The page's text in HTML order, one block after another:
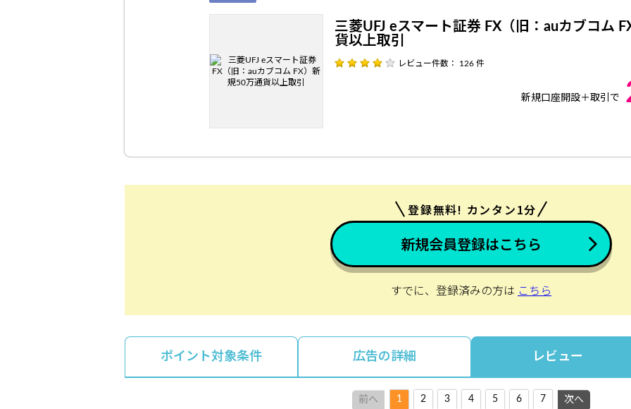
三菱UFJ eスマート証券 FX（旧：auカブコム
貨以上取引
レビュー件数： 126 件
新規口座開設＋取引で
登録無料! カンタン1分
新規会員登録はこちら
すでに、登録済みの方は こちら
ポイント対象条件 広告の詳細 レビュー
前へ 1 2 3 4 5 6 7 次へ